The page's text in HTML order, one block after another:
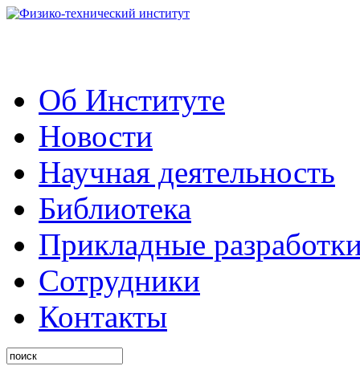
Об Институте
Новости
Научная деятельность
Библиотека
Прикладные
Сотрудники
Контакты